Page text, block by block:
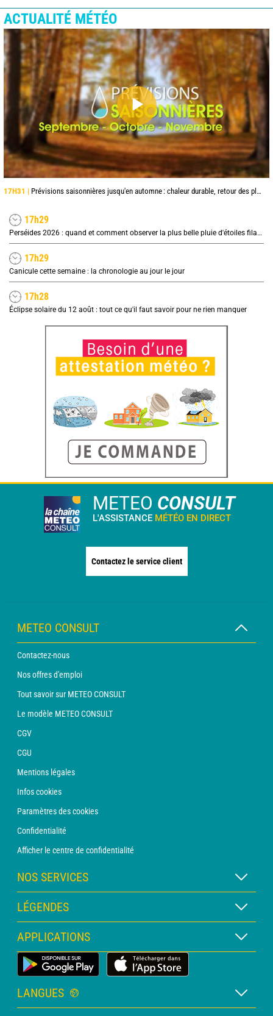
ACTUALITÉ MÉTÉO
17H31 | Prévisions saisonnières jusqu'en automne : chaleur durable, retour des pluies en octobre et surtout novembre
17h29
Perséides 2026 : quand et comment observer la plus belle pluie d'étoiles filantes de l'été ?
17h29
Canicule cette semaine : la chronologie au jour le jour
17h28
Éclipse solaire du 12 août : tout ce qu'il faut savoir pour ne rien manquer
METEO CONSULT
L'ASSISTANCE MÉTÉO EN DIRECT
Contactez le service client
METEO CONSULT
Contactez-nous
Nos offres d'emploi
Tout savoir sur METEO CONSULT
Le modèle METEO CONSULT
CGV
CGU
Mentions légales
Infos cookies
Paramètres des cookies
Confidentialité
Afficher le centre de confidentialité
NOS SERVICES
Abonnement METEO Xpert
Abonnement METEO PRO
Consultation avec un prévisionniste
Bulletin PRO
LÉGENDES
Légende des cartes
Légende des pictogrammes
Glossaire
APPLICATIONS
Application Météo Terrestre
LANGUES